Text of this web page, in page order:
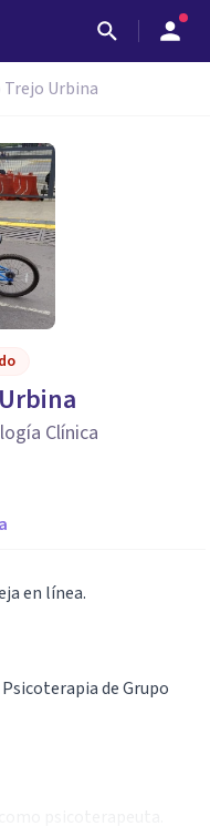
Trejo Urbina
Clínica
en línea.
de Grupo